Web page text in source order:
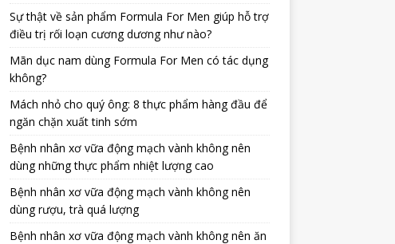
Sự thật về sản phẩm Formula For Men giúp hỗ trợ
điều trị rối loạn cương dương như nào?
Mãn dục nam dùng Formula For Men có tác dụng
không?
Mách nhỏ cho quý ông: 8 thực phẩm hàng đầu để
ngăn chặn xuất tinh sớm
Bệnh nhân xơ vữa động mạch vành không nên
dùng những thực phẩm nhiệt lượng cao
Bệnh nhân xơ vữa động mạch vành không nên
dùng rượu, trà quá lượng
Bệnh nhân xơ vữa động mạch vành không nên ăn